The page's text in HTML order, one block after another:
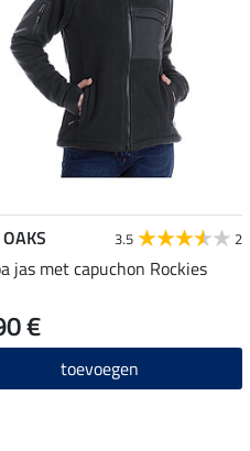
3.5 2
jas met capuchon Rockies
€
toevoegen